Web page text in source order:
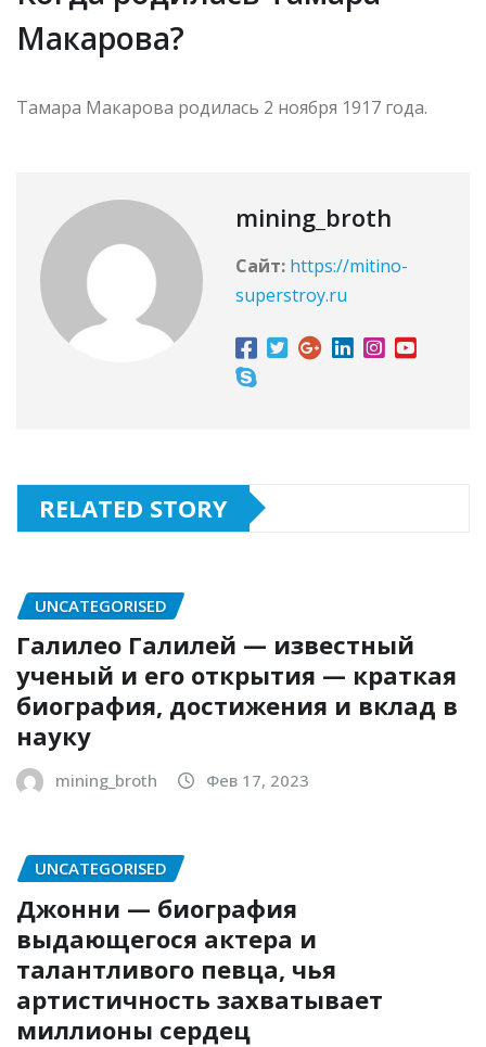
Макарова?
Тамара Макарова родилась 2 ноября 1917 года.
mining_broth
Сайт: https://mitino-
superstroy.ru
RELATED STORY
UNCATEGORISED
Галилео Галилей — известный
ученый и его открытия — краткая
биография, достижения и вклад в
науку
mining_broth Фев 17, 2023
UNCATEGORISED
Джонни — биография
выдающегося актера и
талантливого певца, чья
артистичность захватывает
миллионы сердец